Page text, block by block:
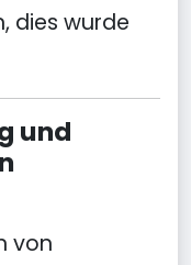
dies wurde
und
von